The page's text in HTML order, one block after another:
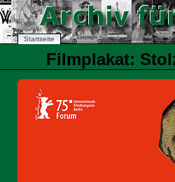
Startseite
Filmplakat: